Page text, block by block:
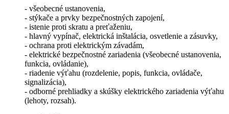
- všeobecné ustanovenia,
- stýkače a prvky bezpečnostných zapojení,
- istenie proti skratu a preťaženiu,
- hlavný vypínač, elektrická inštalácia, osvetlenie a zásuvky,
- ochrana proti elektrickým závadám,
- elektrické bezpečnostné zariadenia (všeobecné ustanovenia,
funkcia, ovládanie),
- riadenie výťahu (rozdelenie, popis, funkcia, ovládače,
signalizácia),
- odborné prehliadky a skúšky elektrického zariadenia výťahu
(lehoty, rozsah).